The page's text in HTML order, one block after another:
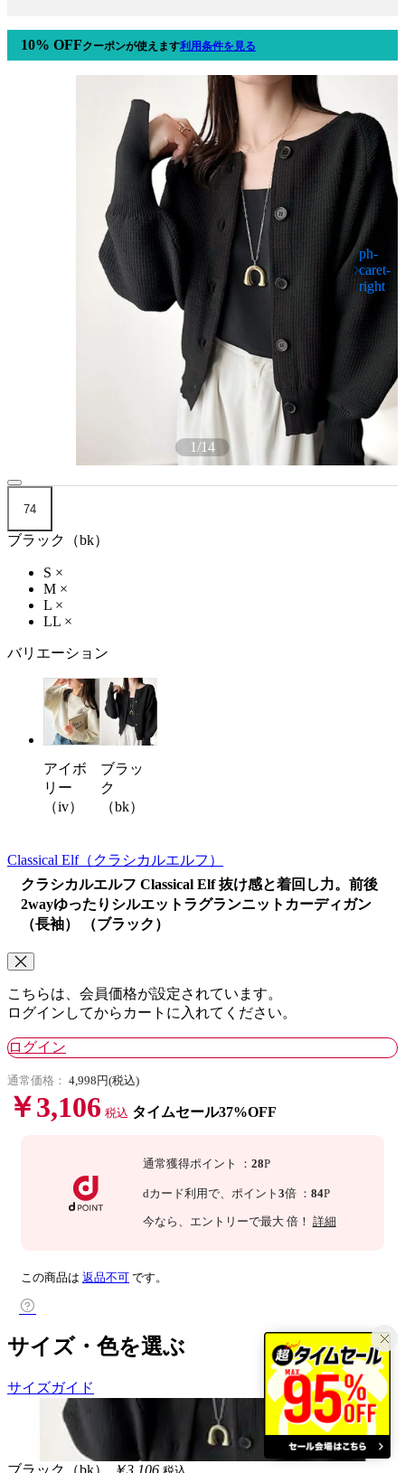
10% OFFクーポンが使えます利用条件を見る
1/14
74
ブラック（bk）
S ×
M ×
L ×
LL ×
バリエーション
アイボ
リー
（iv）
ブラッ
ク
（bk）
Classical Elf（クラシカルエルフ）
クラシカルエルフ Classical Elf 抜け感と着回し力。前後
2wayゆったりシルエットラグランニットカーディガン
（長袖） （ブラック）
こちらは、会員価格が設定されています。
ログインしてからカートに入れてください。
ログイン
通常価格： 4,998円(税込)
￥3,106 税込 タイムセール37%OFF
通常獲得ポイント ： 28P
dカード利用で、 ポイント 3倍 ： 84P
今なら 、エントリーで最大 倍！ 詳細
この商品は 返品不可 です。
サイズ・色を選ぶ
サイズガイド